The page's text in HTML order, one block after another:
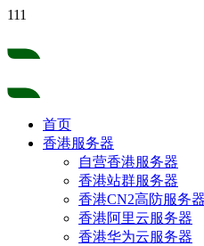
111
首页
香港服务器
自营香港服务器
香港站群服务器
香港CN2高防服务器
香港阿里云服务器
香港华为云服务器